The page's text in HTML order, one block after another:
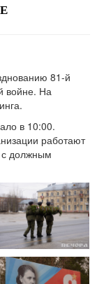
81-й
войне. На
в 10:00.
работают
с должным